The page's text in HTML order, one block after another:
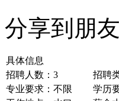
分享到朋
具体信息
招聘人数：3
招聘
专业要求：不限
学历